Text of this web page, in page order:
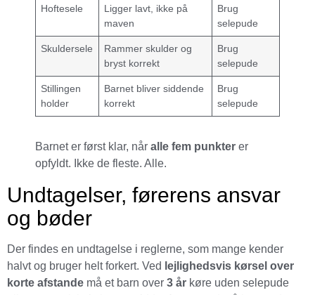
Hoftesele
Ligger lavt, ikke på
maven
Brug
selepude
Skuldersele
Rammer skulder og
bryst korrekt
Brug
selepude
Stillingen
holder
Barnet bliver siddende
korrekt
Brug
selepude
Barnet er først klar, når alle fem punkter er
opfyldt. Ikke de fleste. Alle.
Undtagelser, førerens ansvar
og bøder
Der findes en undtagelse i reglerne, som mange kender
halvt og bruger helt forkert. Ved lejlighedsvis kørsel over
korte afstande må et barn over 3 år køre uden selepude